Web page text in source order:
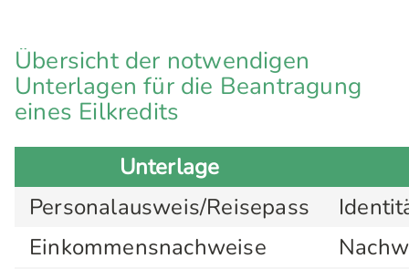
Übersicht der notwendigen
Unterlagen für die Beantragung
eines Eilkredits
Unterlage
Personalausweis/Reisepass
Einkommensnachweise